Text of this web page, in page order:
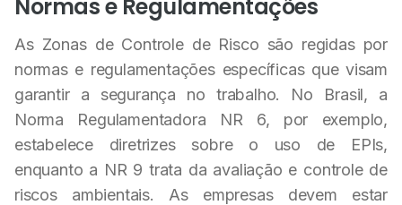
Normas e Regulamentações
As Zonas de Controle de Risco são regidas por
normas e regulamentações específicas que visam
garantir a segurança no trabalho. No Brasil, a
Norma Regulamentadora NR 6, por exemplo,
estabelece diretrizes sobre o uso de EPIs,
enquanto a NR 9 trata da avaliação e controle de
riscos ambientais. As empresas devem estar